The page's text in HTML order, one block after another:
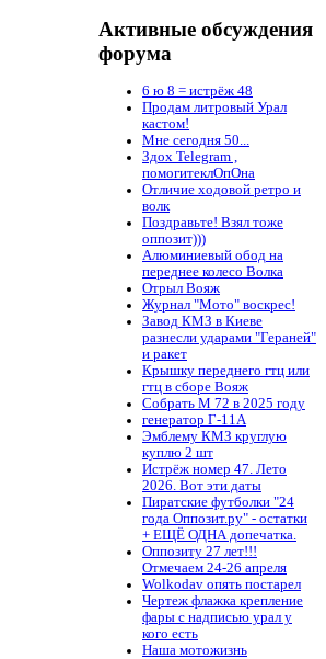
Активные обсуждения
форума
6 ю 8 = истрёж 48
Продам литровый Урал
кастом!
Мне сегодня 50...
Здох Telegram ,
помогитеклОпОна
Отличие ходовой ретро и
волк
Поздравьте! Взял тоже
оппозит)))
Алюминиевый обод на
переднее колесо Волка
Отрыл Вояж
Журнал "Мото" воскрес!
Завод КМЗ в Киеве
разнесли ударами "Гераней"
и ракет
Крышку переднего гтц или
гтц в сборе Вояж
Собрать М 72 в 2025 году
генератор Г-11А
Эмблему КМЗ круглую
куплю 2 шт
Истрёж номер 47. Лето
2026. Вот эти даты
Пиратские футболки "24
года Оппозит.ру" - остатки
+ ЕЩЁ ОДНА допечатка.
Оппозиту 27 лет!!!
Отмечаем 24-26 апреля
Wolkodav опять постарел
Чертеж флажка крепление
фары с надписью урал у
кого есть
Наша мотожизнь